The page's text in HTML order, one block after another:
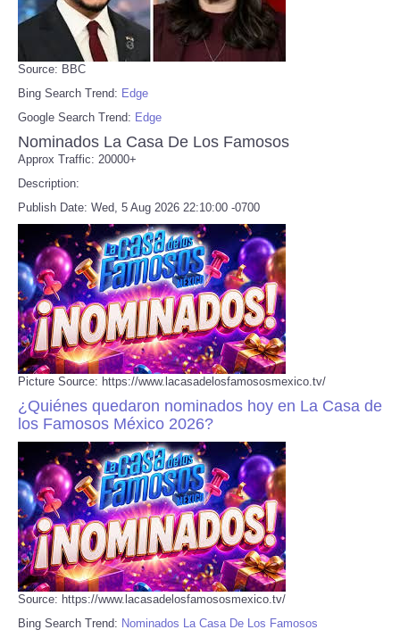
Source: BBC
Bing Search Trend: Edge
Google Search Trend: Edge
Nominados La Casa De Los Famosos
Approx Traffic: 20000+
Description:
Publish Date: Wed, 5 Aug 2026 22:10:00 -0700
Picture Source: https://www.lacasadelosfamososmexico.tv/
¿Quiénes quedaron nominados hoy en La Casa de
los Famosos México 2026?
Source: https://www.lacasadelosfamososmexico.tv/
Bing Search Trend: Nominados La Casa De Los Famosos